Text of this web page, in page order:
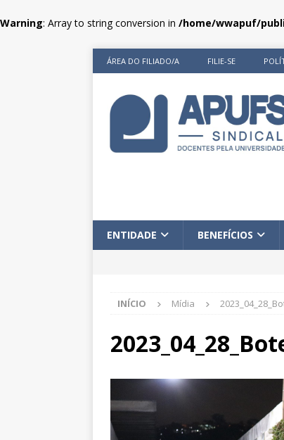
Warning: Array to string conversion in /home/wwapuf/
ÁREA DO FILIADO/A FILIE-SE
ENTIDADE BENEFÍCIOS
INÍCIO Mídia